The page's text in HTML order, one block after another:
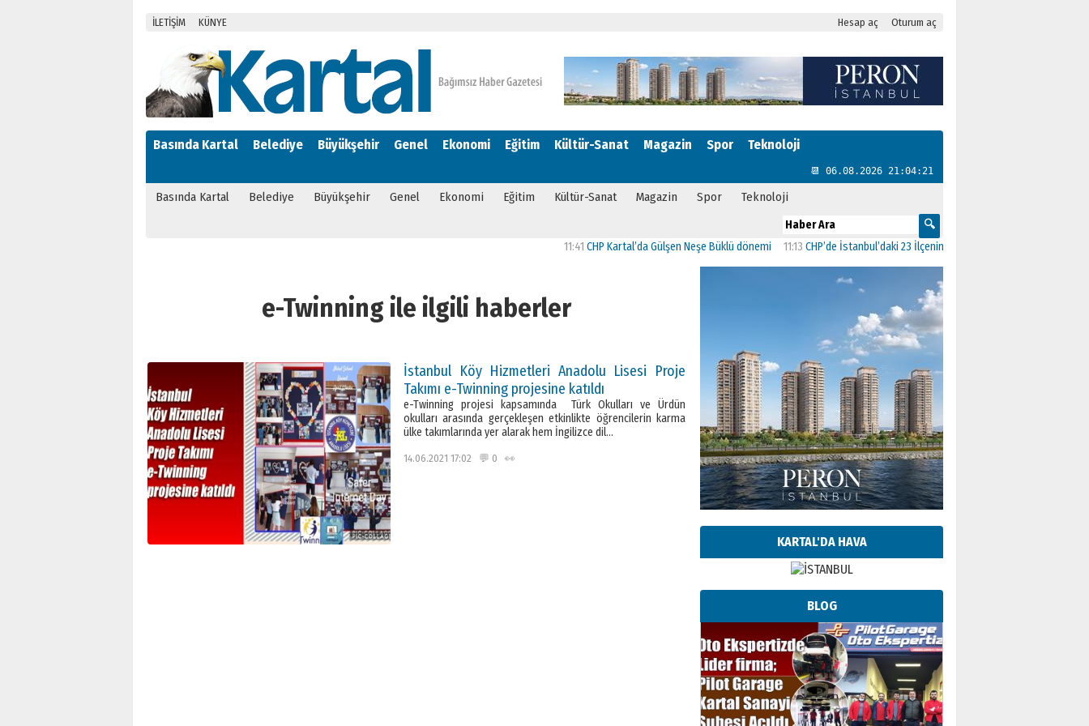
İLETİŞİM KÜNYE Hesap aç Oturum aç
Basında Kartal Belediye Büyükşehir Genel Ekonomi Eğitim Kültür-Sanat Magazin Spor Teknoloji
📆 06.08.2026 21:04:22
Basında Kartal Belediye Büyükşehir Genel Ekonomi Eğitim Kültür-Sanat Magazin Spor Teknoloji
CHP Kartal’da Gülşen Neşe Büklü dönemi 11:13 CHP’de İstanbul’daki 23 İlçenin Başkanları Belli Oldu
e-Twinning ile ilgili haberler
İstanbul Köy Hizmetleri Anadolu Lisesi Proje
Takımı e-Twinning projesine katıldı
e-Twinning projesi kapsamında Türk Okulları ve Ürdün
okulları arasında gerçekleşen etkinlikte öğrencilerin karma
ülke takımlarında yer alarak hem İngilizce dil…
14.06.2021 17:02 💬 0 👀
KARTAL'DA HAVA
BLOG